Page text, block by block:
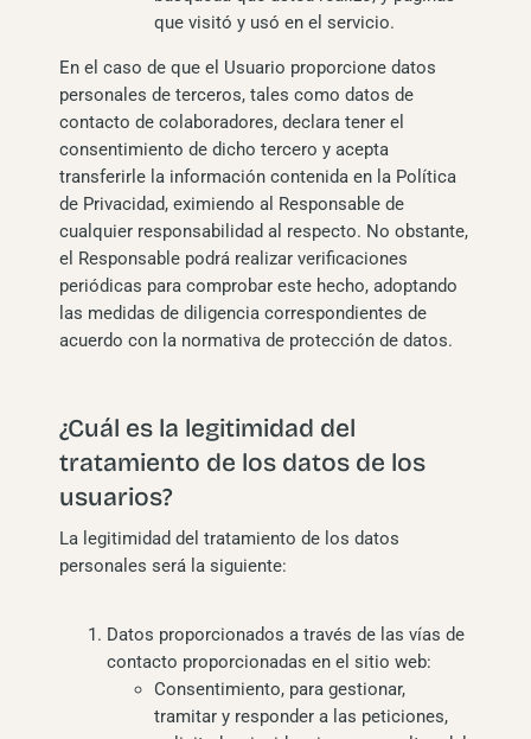
que visitó y usó en el servicio.
En el caso de que el Usuario proporcione datos
personales de terceros, tales como datos de
contacto de colaboradores, declara tener el
consentimiento de dicho tercero y acepta
transferirle la información contenida en la Política
de Privacidad, eximiendo al Responsable de
cualquier responsabilidad al respecto. No obstante,
el Responsable podrá realizar verificaciones
periódicas para comprobar este hecho, adoptando
las medidas de diligencia correspondientes de
acuerdo con la normativa de protección de datos.
¿Cuál es la legitimidad del
tratamiento de los datos de los
usuarios?
La legitimidad del tratamiento de los datos
personales será la siguiente:
Datos proporcionados a través de las vías de
contacto proporcionadas en el sitio web:
Consentimiento, para gestionar,
tramitar y responder a las peticiones,